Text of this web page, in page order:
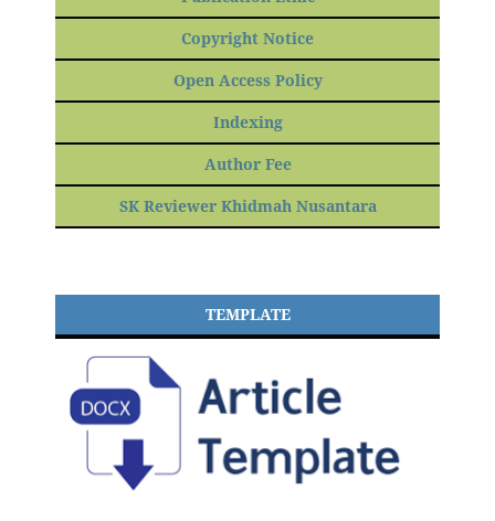
Copyright Notice
Open Access Policy
Indexing
Author Fee
SK Reviewer Khidmah Nusantara
TEMPLATE